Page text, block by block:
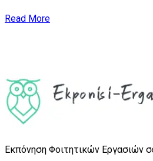
Read More
Εκπόνηση Φοιτητικών Εργασιών